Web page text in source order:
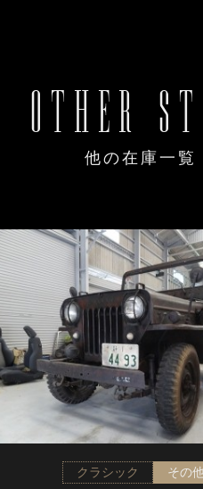
OTHER
他の在庫一覧
クラシック その